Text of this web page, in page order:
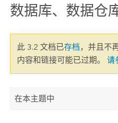
数据库、数据仓
此 3.2 文档已存档，并且不
内容和链接可能已过期。 请
在本主题中